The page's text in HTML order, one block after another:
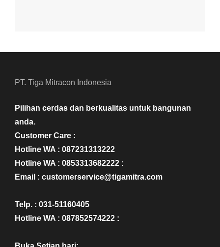
PT. Tiga Mitracon Indonesia
Pilihan cerdas dan berkualitas untuk bangunan
anda.
Customer Care :
Hotline WA : 087231313222
Hotline WA : 0853313682222 :
Email : customerservice@tigamitra.com
Telp. : 031-51160405
Hotline WA : 087852574222 :